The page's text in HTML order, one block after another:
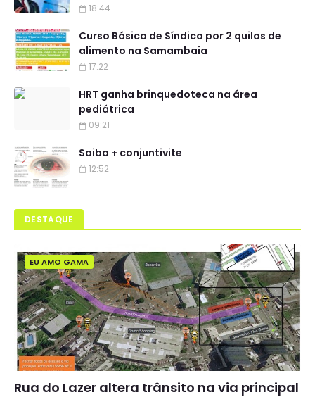
18:44
Curso Básico de Síndico por 2 quilos de
alimento na Samambaia
17:22
HRT ganha brinquedoteca na área
pediátrica
09:21
Saiba + conjuntivite
12:52
DESTAQUE
EU AMO GAMA
Rua do Lazer altera trânsito na via principal